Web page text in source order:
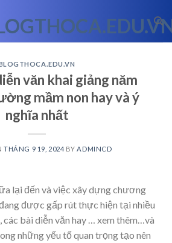
văn khai giảng năm
mầm non hay và ý
nghĩa nhất
THÁNG 9 19, 2024 BY ADMINCD
lại đến và việc xây dựng chương
được gấp rút thực hiện tại nhiều
bài diễn văn hay
… xem thêm… và
những yếu tố quan trọng tạo nên